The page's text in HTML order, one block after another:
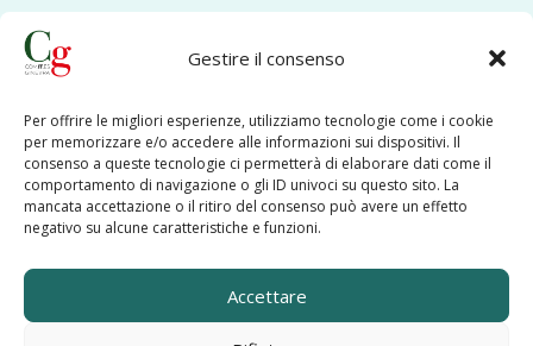
Gestire il consenso
Per offrire le migliori esperienze, utilizziamo tecnologie come i cookie
per memorizzare e/o accedere alle informazioni sui dispositivi. Il
consenso a queste tecnologie ci permetterà di elaborare dati come il
comportamento di navigazione o gli ID univoci su questo sito. La
mancata accettazione o il ritiro del consenso può avere un effetto
negativo su alcune caratteristiche e funzioni.
Accettare
Politica sui Cookie
Email :segreteria@comites-ginevra.ch
Adresse : Quai Ernest-Ansermet 38, 1205